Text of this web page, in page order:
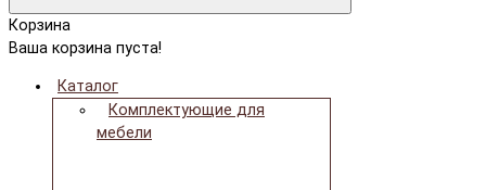
Корзина
Ваша корзина пуста!
Каталог
Комплектующие для
мебели